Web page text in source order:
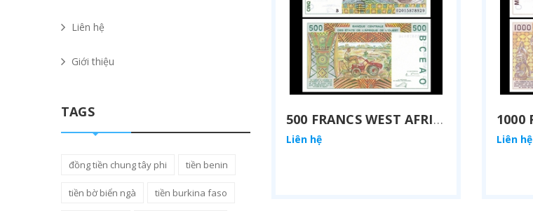
500 FRANCS WEST AFRICAN STATES 2002
Liên hệ Liên hệ
Liên hệ
Giới thiệu
TAGS
đồng tiền chung tây phi tiền benin
tiền bờ biển ngà tiền burkina faso